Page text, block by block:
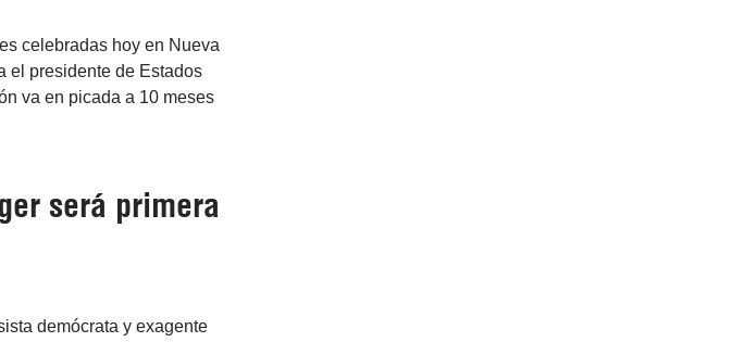
celebradas hoy en Nueva
el presidente de Estados
va en picada a 10 meses
será primera
demócrata y exagente